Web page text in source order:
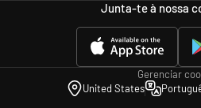
Junta-te à nossa
Gerenciar
United States